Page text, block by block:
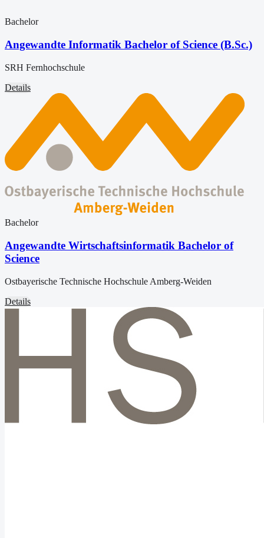
Bachelor
Angewandte Informatik Bachelor of Science (B.Sc.)
SRH Fernhochschule
Details
Bachelor
Angewandte Wirtschaftsinformatik Bachelor of
Science
Ostbayerische Technische Hochschule Amberg-Weiden
Details